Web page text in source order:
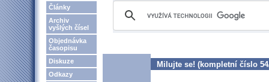
Články
Archiv
vyšlých čísel
Objednávka
časopisu
Diskuze
Odkazy
Milujte se! (kompletní číslo